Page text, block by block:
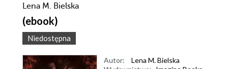
Lena M. Bielska
(ebook)
Niedostępna
Autor:
Lena M. Bielska